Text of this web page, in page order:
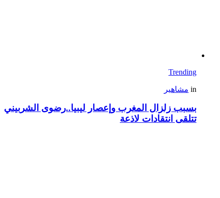
Trending
in مشاهير
بسبب زلزال المغرب وإعصار ليبيا..رضوى الشربيني
تتلقى انتقادات لاذعة